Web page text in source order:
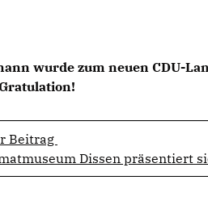
wurde zum neuen CDU-
Beitrag
Dissen präsentiert